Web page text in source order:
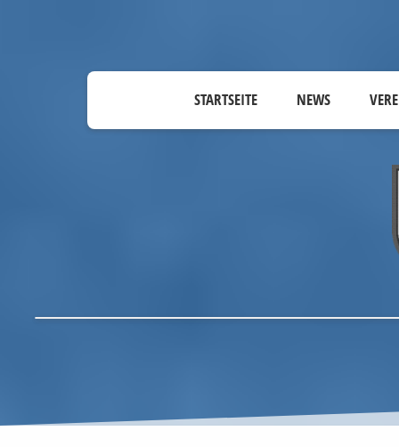
STARTSEITE NEWS